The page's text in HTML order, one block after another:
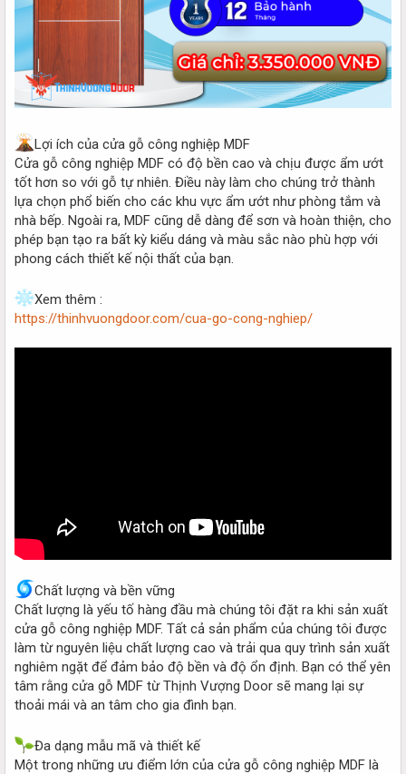
Lợi ích của cửa gỗ công nghiệp MDF
Cửa gỗ công nghiệp MDF có độ bền cao và chịu được ẩm ướt
tốt hơn so với gỗ tự nhiên. Điều này làm cho chúng trở thành
lựa chọn phổ biến cho các khu vực ẩm ướt như phòng tắm và
nhà bếp. Ngoài ra, MDF cũng dễ dàng để sơn và hoàn thiện, cho
phép bạn tạo ra bất kỳ kiểu dáng và màu sắc nào phù hợp với
phong cách thiết kế nội thất của bạn.
Xem thêm :
https://thinhvuongdoor.com/cua-go-cong-nghiep/
Chất lượng và bền vững
Chất lượng là yếu tố hàng đầu mà chúng tôi đặt ra khi sản xuất
cửa gỗ công nghiệp MDF. Tất cả sản phẩm của chúng tôi được
làm từ nguyên liệu chất lượng cao và trải qua quy trình sản xuất
nghiêm ngặt để đảm bảo độ bền và độ ổn định. Bạn có thể yên
tâm rằng cửa gỗ MDF từ Thịnh Vượng Door sẽ mang lại sự
thoải mái và an tâm cho gia đình bạn.
Đa dạng mẫu mã và thiết kế
Một trong những ưu điểm lớn của cửa gỗ công nghiệp MDF là